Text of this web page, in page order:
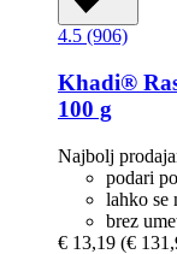
4.5 (906)
Khadi®
100 g
Najbolj
podari
lahko se
brez
€ 13,19 (€